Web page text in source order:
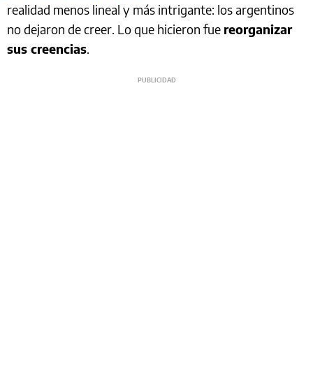
realidad menos lineal y más intrigante: los argentinos
no dejaron de creer. Lo que hicieron fue reorganizar
sus creencias.